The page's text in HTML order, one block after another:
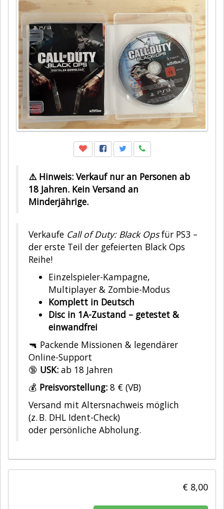
⚠️ Hinweis: Verkauf nur an Personen ab
18 Jahren. Kein Versand an
Minderjährige.
Verkaufe Call of Duty: Black Opsfür PS3 –
der erste Teil der gefeierten Black Ops
Reihe!
Einzelspieler-Kampagne,
Multiplayer & Zombie-Modus
Komplett in Deutsch
Disc in 1A-Zustand – getestet &
einwandfrei
🔫 Packende Missionen & legendärer
Online-Support
🔞 USK: ab 18 Jahren
💰 Preisvorstellung: 8 € (VB)
Versand mit Altersnachweis möglich
(z. B. DHL Ident-Check)
oder persönliche Abholung.
€ 8,00